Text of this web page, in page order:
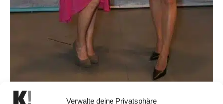
Verwalte deine Privatsphäre
Kristina Inhof und Alina Zellhofer von der ORF Sportredaktion freuen sich